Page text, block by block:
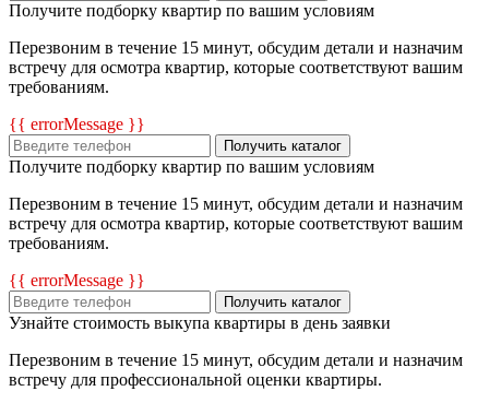
Получите подборку квартир по вашим условиям
Перезвоним в течение 15 минут, обсудим детали и назначим
встречу для осмотра квартир, которые соответствуют вашим
требованиям.
{{ errorMessage }}
Получить каталог
Получите подборку квартир по вашим условиям
Перезвоним в течение 15 минут, обсудим детали и назначим
встречу для осмотра квартир, которые соответствуют вашим
требованиям.
{{ errorMessage }}
Получить каталог
Узнайте стоимость выкупа квартиры в день заявки
Перезвоним в течение 15 минут, обсудим детали и назначим
встречу для профессиональной оценки квартиры.